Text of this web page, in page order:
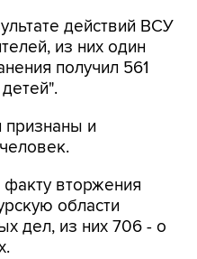
действий ВСУ
из них один
получил 561
и
вторжения
области
дел, из них 706 - о